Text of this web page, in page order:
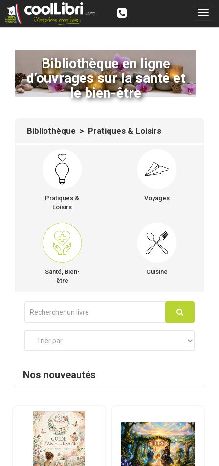
Bibliothèque en ligne
d’ouvrages sur la santé et
le bien-être
Bibliothèque > Pratiques & Loisirs
Pratiques &
Loisirs
Voyages
Santé, Bien-
être
Cuisine
Nos nouveautés